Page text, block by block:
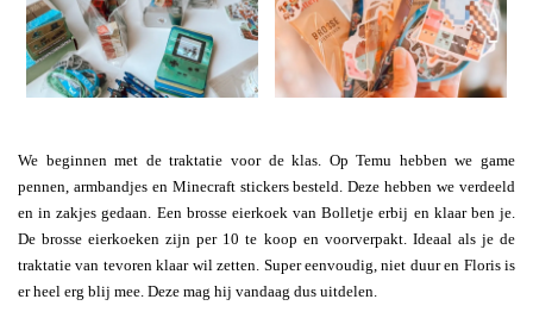
We beginnen met de traktatie voor de klas. Op Temu hebben we game
pennen, armbandjes en Minecraft stickers besteld. Deze hebben we verdeeld
en in zakjes gedaan. Een brosse eierkoek van Bolletje erbij en klaar ben je.
De brosse eierkoeken zijn per 10 te koop en voorverpakt. Ideaal als je de
traktatie van tevoren klaar wil zetten. Super eenvoudig, niet duur en Floris is
er heel erg blij mee. Deze mag hij vandaag dus uitdelen.